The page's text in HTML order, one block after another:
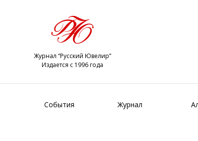
Журнал “Русский Ювелир”
Издается с 1996 года
События Журнал